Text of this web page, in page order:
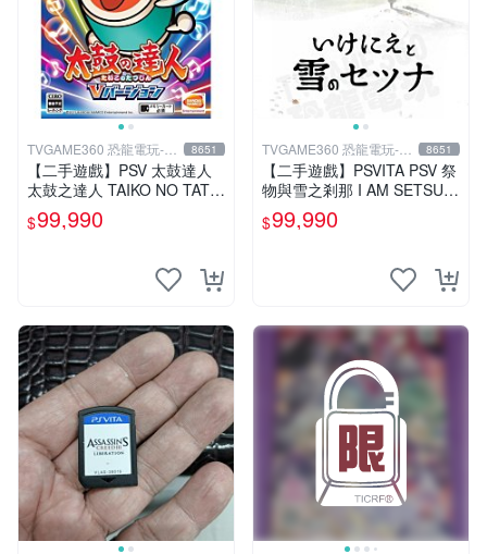
TVGAME360 恐龍電玩-台
中店
8651
【二手遊戲】PSV 太鼓達人
太鼓之達人 TAIKO NO TATS
UJIN V VERSION 中文版
【台中恐龍電玩】
$99,990
TVGAME360 恐龍電玩-台
中店
8651
【二手遊戲】PSVITA PSV 祭
物與雪之剎那 I AM SETSUN
日文版【台中恐龍電玩】
$99,990